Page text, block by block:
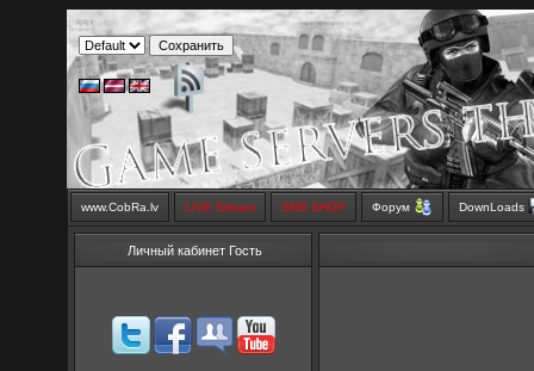
www.CobRa.lv LIVE Stream SMS SHOP Форум DownLoads
Личный кабинет Гость